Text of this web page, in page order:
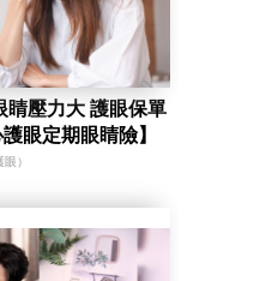
睛壓力大 護眼保單
眼定期眼睛險】
）